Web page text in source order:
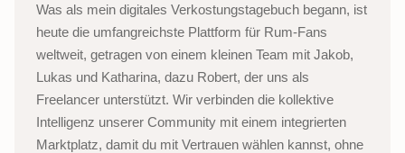
Was als mein digitales Verkostungstagebuch begann, ist
heute die umfangreichste Plattform für Rum-Fans
weltweit, getragen von einem kleinen Team mit Jakob,
Lukas und Katharina, dazu Robert, der uns als
Freelancer unterstützt. Wir verbinden die kollektive
Intelligenz unserer Community mit einem integrierten
Marktplatz, damit du mit Vertrauen wählen kannst, ohne